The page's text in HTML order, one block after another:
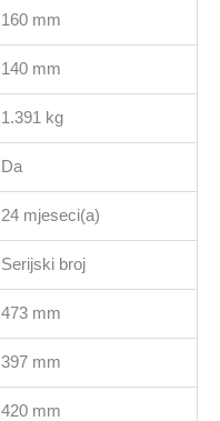
160 mm
140 mm
1.391 kg
Da
24 mjeseci(a)
Serijski broj
473 mm
397 mm
420 mm